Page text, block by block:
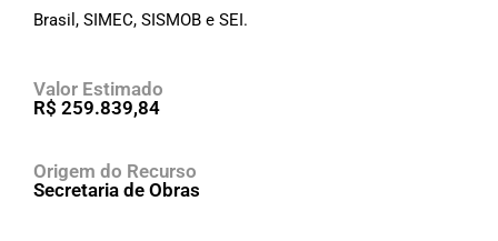
Brasil, SIMEC, SISMOB e SEI.
Valor Estimado
R$ 259.839,84
Origem do Recurso
Secretaria de Obras